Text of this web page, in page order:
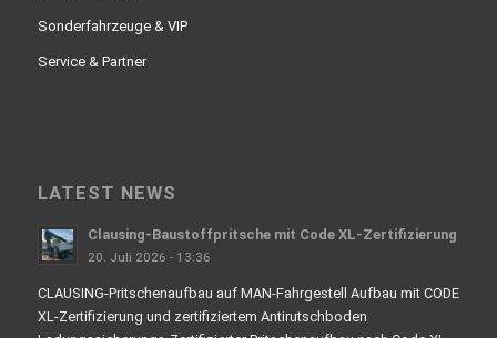
Sonderfahrzeuge & VIP
Service & Partner
LATEST NEWS
Clausing-Baustoffpritsche mit Code XL-Zertifizierung
20. Juli 2026 - 13:36
CLAUSING-Pritschenaufbau auf MAN-Fahrgestell Aufbau mit CODE
XL-Zertifizierung und zertifiziertem Antirutschboden